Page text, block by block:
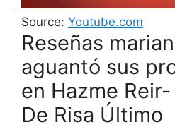
Source: Youtube.com
Reseñas
aguantó sus
en Hazme
De Risa Último